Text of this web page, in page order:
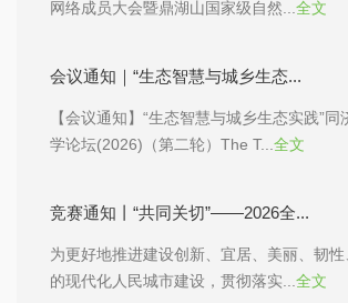
网络成员大会暨鼎湖山国家级自然... 全文
会议通知｜“生态智慧与城乡生态...
【会议通知】“生态智慧与城乡生态实践”
学论坛(2026)（第二轮）The T... 全文
竞赛通知丨“共同关切”——2026全...
为更好地推进建设创新、宜居、美丽、韧
的现代化人民城市建设，贯彻落实... 全文